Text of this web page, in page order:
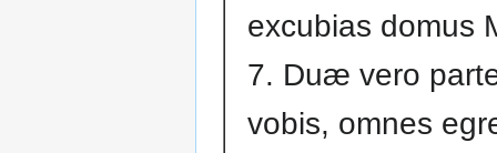
excubias domus
7. Duæ vero
vobis, omnes